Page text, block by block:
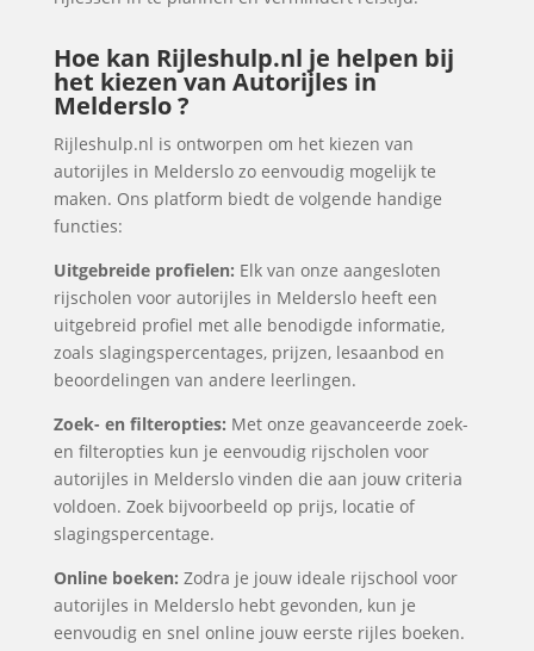
Hoe kan Rijleshulp.nl je helpen bij
het kiezen van Autorijles in
Melderslo ?
Rijleshulp.nl is ontworpen om het kiezen van
autorijles in Melderslo zo eenvoudig mogelijk te
maken. Ons platform biedt de volgende handige
functies:
Uitgebreide profielen: Elk van onze aangesloten
rijscholen voor autorijles in Melderslo heeft een
uitgebreid profiel met alle benodigde informatie,
zoals slagingspercentages, prijzen, lesaanbod en
beoordelingen van andere leerlingen.
Zoek- en filteropties: Met onze geavanceerde zoek-
en filteropties kun je eenvoudig rijscholen voor
autorijles in Melderslo vinden die aan jouw criteria
voldoen. Zoek bijvoorbeeld op prijs, locatie of
slagingspercentage.
Online boeken: Zodra je jouw ideale rijschool voor
autorijles in Melderslo hebt gevonden, kun je
eenvoudig en snel online jouw eerste rijles boeken.